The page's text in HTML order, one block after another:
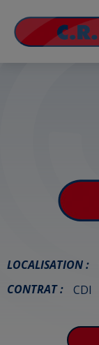
LOCALISATION :
CONTRAT :
CDI